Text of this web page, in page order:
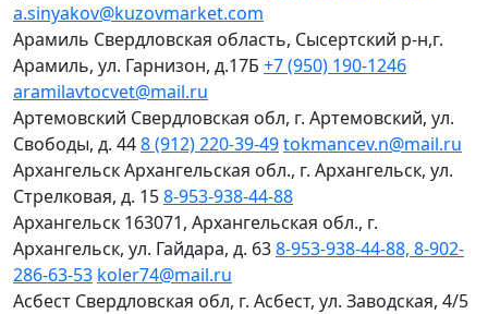
a.sinyakov@kuzovmarket.com
Арамиль Свердловская область, Сысертский р-н,г.
Арамиль, ул. Гарнизон, д.17Б +7 (950) 190-1246
aramilavtocvet@mail.ru
Артемовский Свердловская обл, г. Артемовский, ул.
Свободы, д. 448 (912) 220-39-49tokmancev.n@mail.ru
АрхангельскАрхангельская обл., г. Архангельск, ул.
Стрелковая, д. 158-953-938-44-88
Архангельск 163071, Архангельская обл., г.
Архангельск, ул. Гайдара, д. 638-953-938-44-88, 8-902-
286-63-53 koler74@mail.ru
Асбест Свердловская обл, г. Асбест, ул. Заводская, 4/5